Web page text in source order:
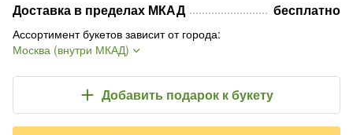
Доставка в пределах МКАД бесплатно
Ассортимент букетов зависит от города:
Москва (внутри МКАД)
Добавить подарок к букету